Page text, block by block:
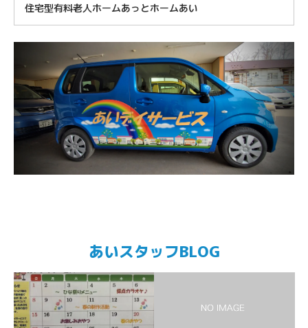
住宅型有料老人ホームあっとホームあい
あいスタッフBLOG